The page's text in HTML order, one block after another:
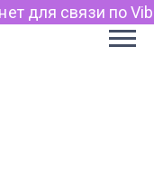
для связи по